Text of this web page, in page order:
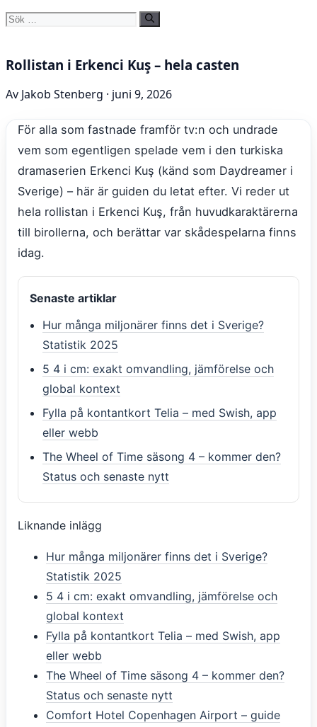
Sök
Rollistan i Erkenci Kuş – hela casten
Av Jakob Stenberg · juni 9, 2026
För alla som fastnade framför tv:n och undrade
vem som egentligen spelade vem i den turkiska
dramaserien Erkenci Kuş (känd som Daydreamer i
Sverige) – här är guiden du letat efter. Vi reder ut
hela rollistan i Erkenci Kuş, från huvudkaraktärerna
till birollerna, och berättar var skådespelarna finns
idag.
Senaste artiklar
Hur många miljonärer finns det i Sverige?
Statistik 2025
5 4 i cm: exakt omvandling, jämförelse och
global kontext
Fylla på kontantkort Telia – med Swish, app
eller webb
The Wheel of Time säsong 4 – kommer den?
Status och senaste nytt
Liknande inlägg
Hur många miljonärer finns det i Sverige?
Statistik 2025
5 4 i cm: exakt omvandling, jämförelse och
global kontext
Fylla på kontantkort Telia – med Swish, app
eller webb
The Wheel of Time säsong 4 – kommer den?
Status och senaste nytt
Comfort Hotel Copenhagen Airport – guide